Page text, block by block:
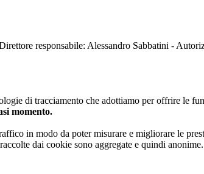
responsabile: Alessandro Sabbatini -
di tracciamento che adottiamo per offrire le
momento.
in modo da poter misurare e migliorare le
dai cookie sono aggregate e quindi anonime.